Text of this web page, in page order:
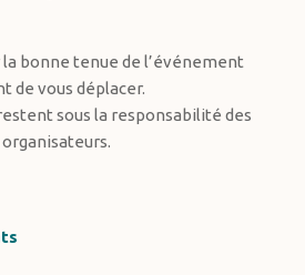
bonne tenue de l’événement
de vous déplacer.
sous la responsabilité des
organisateurs.